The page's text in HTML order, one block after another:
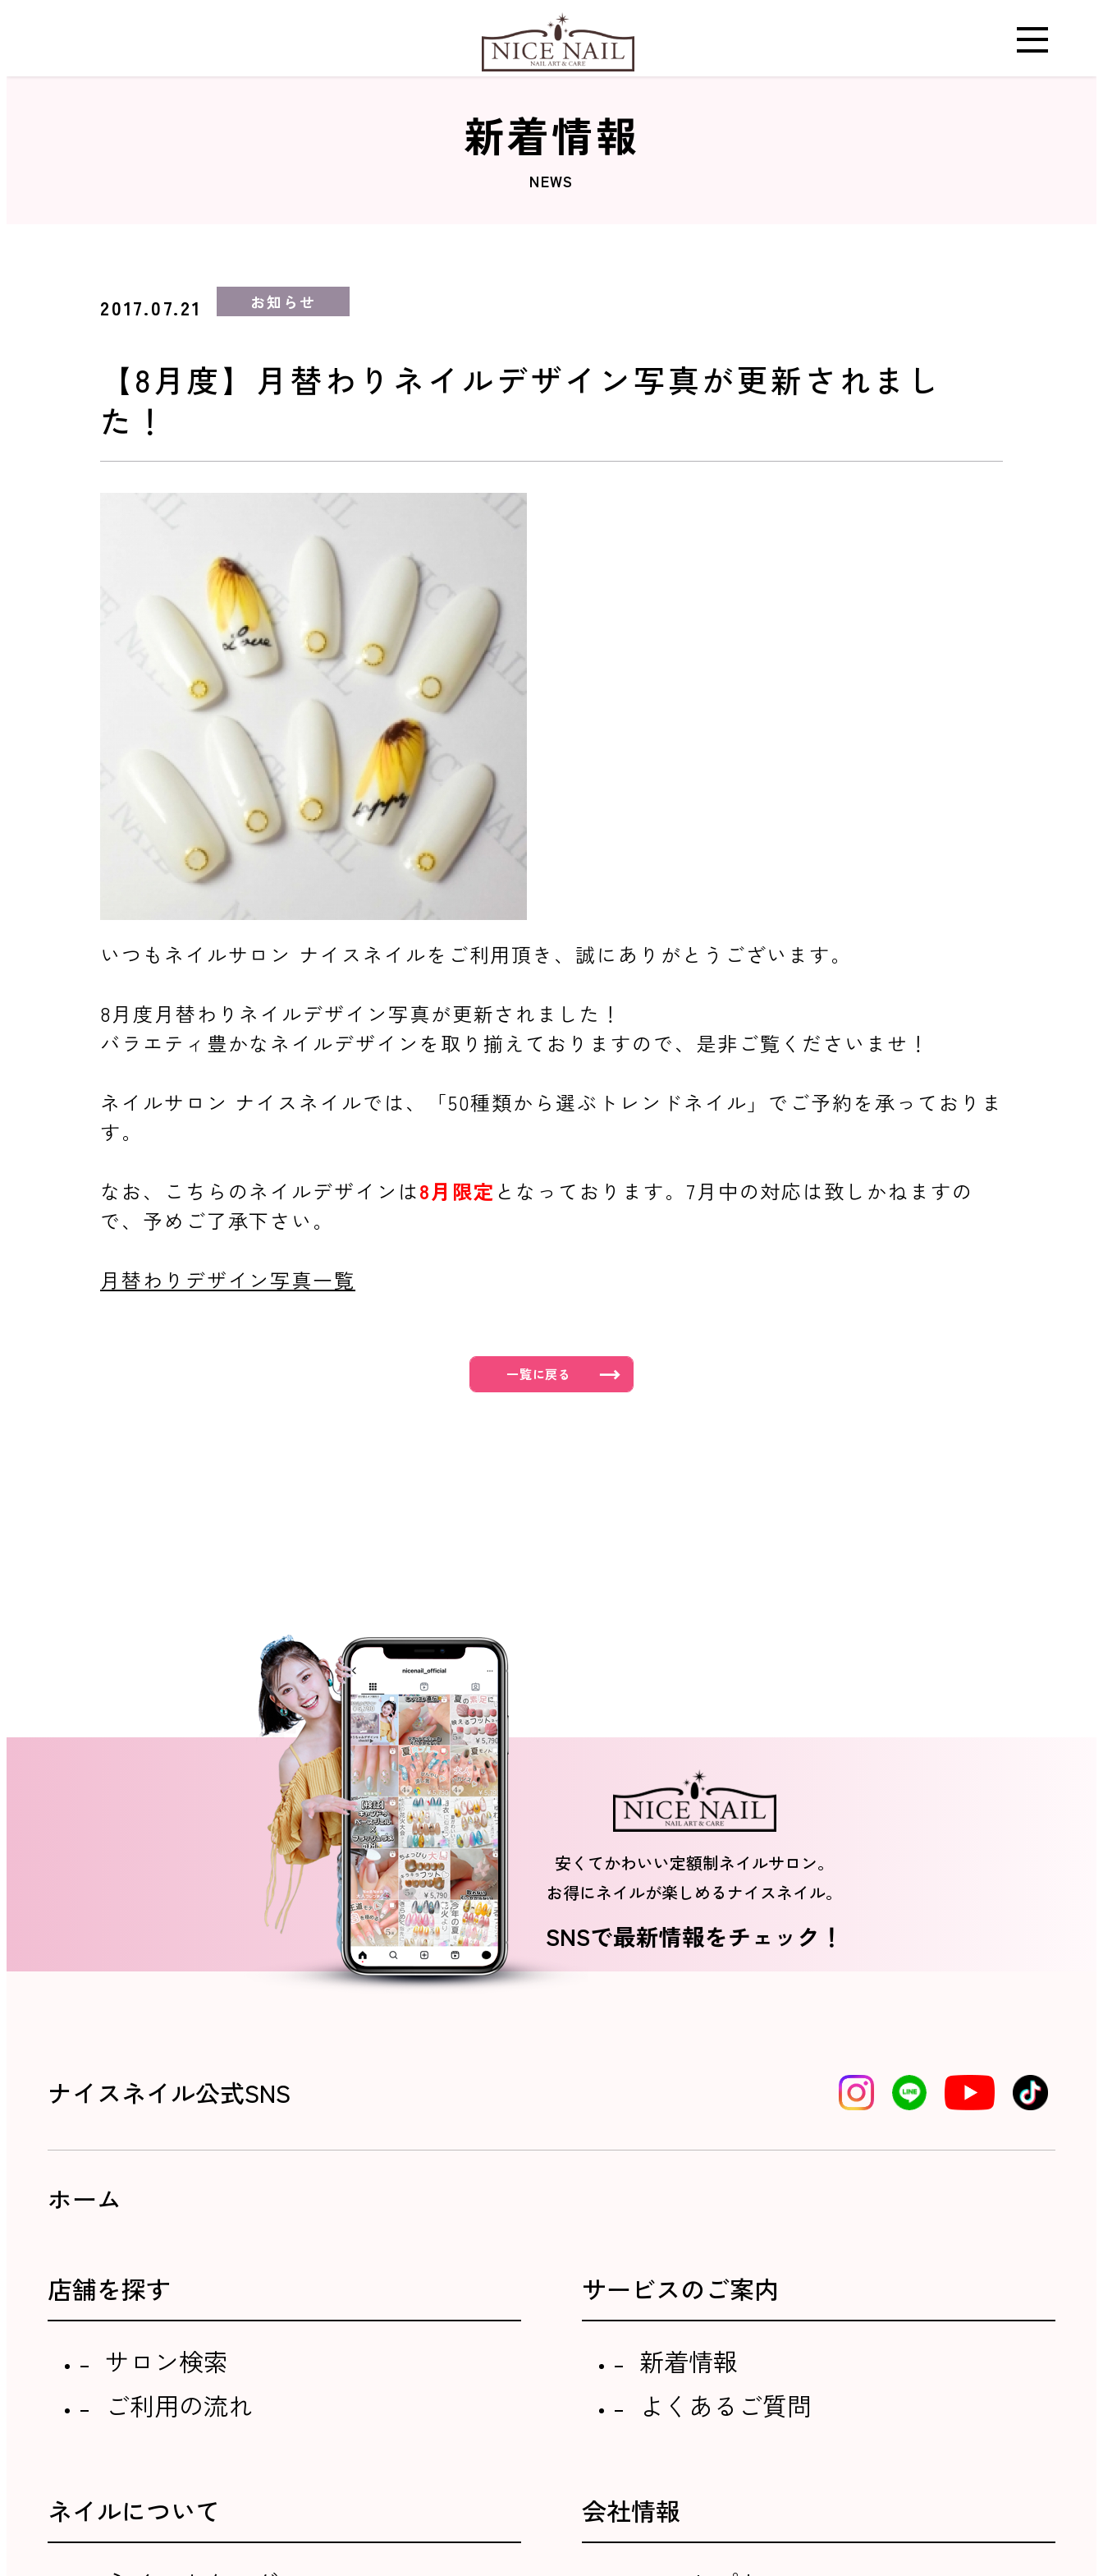
ネイルカタログ
おすすめクーポン
コンセプト
よくあるご質問
ご利用の流れ
取り扱いカラー
ネイル用語
消費者志向自主宣言
新着情報
新着情報
NEWS
2017.07.21 お知らせ
【8月度】月替わりネイルデザイン写真が更新されまし
た！
いつもネイルサロン ナイスネイルをご利用頂き、誠にありがとうございます。
8月度月替わりネイルデザイン写真が更新されました！
バラエティ豊かなネイルデザインを取り揃えておりますので、是非ご覧くださいませ！
ネイルサロン ナイスネイルでは、「50種類から選ぶトレンドネイル」でご予約を承っておりま
す。
なお、こちらのネイルデザインは8月限定 となっております。7月中の対応は致しかねますの
で、予めご了承下さい。
月替わりデザイン写真一覧
一覧に戻る
安くてかわいい定額制ネイルサロン。
お得にネイルが楽しめるナイスネイル。
SNSで最新情報をチェック！
ナイスネイル公式SNS
ホーム
店舗を探す
サロン検索
ご利用の流れ
サービスのご案内
新着情報
よくあるご質問
ネイルについて
会社情報